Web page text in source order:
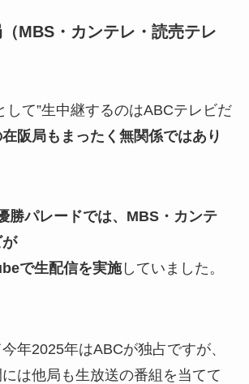
MBS・カンテレ・読売テレ
して”生中継するのはABCテレビだ
阪局もまったく無関係ではあり
勝パレードでは、MBS・カンテ
で生配信を実施していました。
年2025年はABCが独占ですが、
は他局も生放送の番組を当てて